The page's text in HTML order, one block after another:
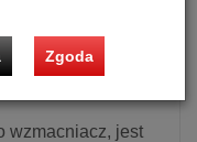
oraz
i
wzmacniacz, jest
Zgoda